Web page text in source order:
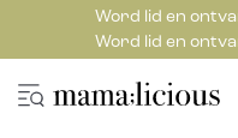
Word lid en
Word lid en